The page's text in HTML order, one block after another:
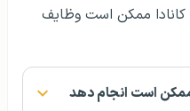
ممکن است وظایف
است انجام دهد